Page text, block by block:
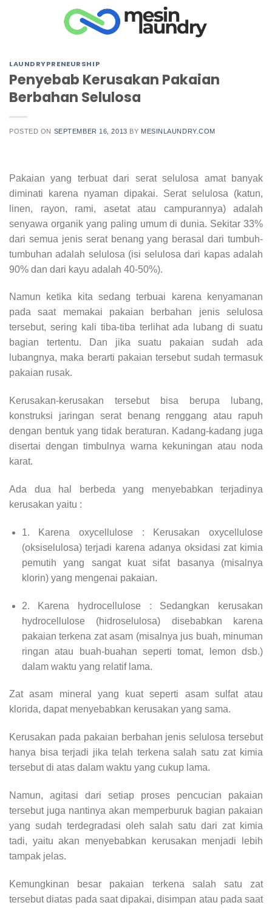
LAUNDRYPRENEURSHIP
Penyebab Kerusakan Pakaian
Berbahan Selulosa
POSTED ON SEPTEMBER 16, 2013 BY MESINLAUNDRY.COM
Pakaian yang terbuat dari serat selulosa amat banyak
diminati karena nyaman dipakai. Serat selulosa (katun,
linen, rayon, rami, asetat atau campurannya) adalah
senyawa organik yang paling umum di dunia. Sekitar 33%
dari semua jenis serat benang yang berasal dari tumbuh-
tumbuhan adalah selulosa (isi selulosa dari kapas adalah
90% dan dari kayu adalah 40-50%).
Namun ketika kita sedang terbuai karena kenyamanan
pada saat memakai pakaian berbahan jenis selulosa
tersebut, sering kali tiba-tiba terlihat ada lubang di suatu
bagian tertentu. Dan jika suatu pakaian sudah ada
lubangnya, maka berarti pakaian tersebut sudah termasuk
pakaian rusak.
Kerusakan-kerusakan tersebut bisa berupa lubang,
konstruksi jaringan serat benang renggang atau rapuh
dengan bentuk yang tidak beraturan. Kadang-kadang juga
disertai dengan timbulnya warna kekuningan atau noda
karat.
Ada dua hal berbeda yang menyebabkan terjadinya
kerusakan yaitu :
1. Karena oxycellulose : Kerusakan oxycellulose
(oksiselulosa) terjadi karena adanya oksidasi zat kimia
pemutih yang sangat kuat sifat basanya (misalnya
klorin) yang mengenai pakaian.
2. Karena hydrocellulose : Sedangkan kerusakan
hydrocellulose (hidroselulosa) disebabkan karena
pakaian terkena zat asam (misalnya jus buah, minuman
ringan atau buah-buahan seperti tomat, lemon dsb.)
dalam waktu yang relatif lama.
Zat asam mineral yang kuat seperti asam sulfat atau
klorida, dapat menyebabkan kerusakan yang sama.
Kerusakan pada pakaian berbahan jenis selulosa tersebut
hanya bisa terjadi jika telah terkena salah satu zat kimia
tersebut di atas dalam waktu yang cukup lama.
Namun, agitasi dari setiap proses pencucian pakaian
tersebut juga nantinya akan memperburuk bagian pakaian
yang sudah terdegradasi oleh salah satu dari zat kimia
tadi, yaitu akan menyebabkan kerusakan menjadi lebih
tampak jelas.
Kemungkinan besar pakaian terkena salah satu zat
tersebut diatas pada saat dipakai, disimpan atau pada saat